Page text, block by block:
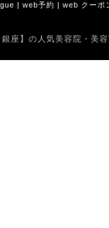
| web予約 | web クーポ
銀座】の人気美容院・